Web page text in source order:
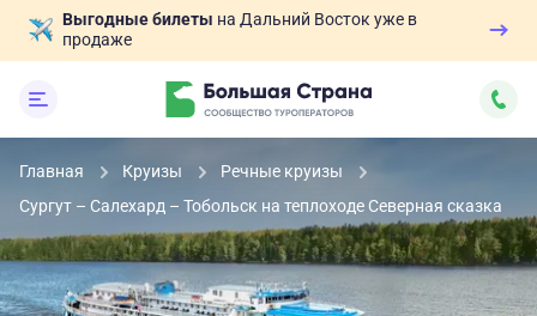
Выгодные билеты на Дальний Восток уже в
продаже
Главная Круизы
Речные круизы
Сургут – Салехард – Тобольск на теплоходе Северная сказка